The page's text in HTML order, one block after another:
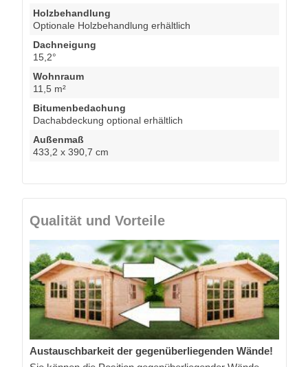
Holzbehandlung
Optionale Holzbehandlung erhältlich
Dachneigung
15,2°
Wohnraum
11,5 m²
Bitumenbedachung
Dachabdeckung optional erhältlich
Außenmaß
433,2 x 390,7 cm
Qualität und Vorteile
Austauschbarkeit der gegenüberliegenden Wände!